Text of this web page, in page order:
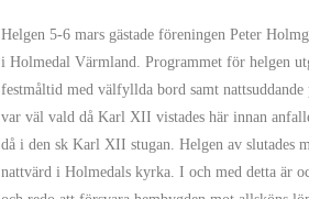
Helgen 5-6 mars gästade föreningen Peter
i Holmedal Värmland. Programmet för helgen
festmåltid med välfyllda bord samt
var väl vald då Karl XII vistades här innan
då i den sk Karl XII stugan. Helgen av slutades
nattvärd i Holmedals kyrka. I och med detta är